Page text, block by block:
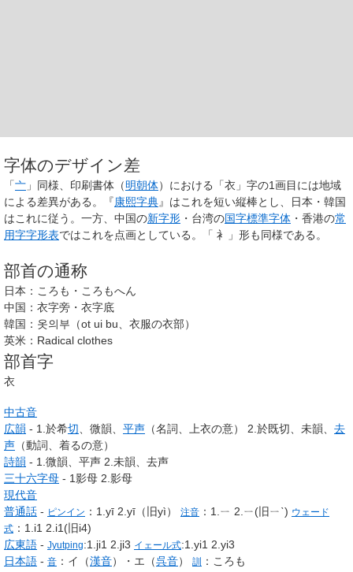
字体のデザイン差
「亠 」同様、印刷書体（明朝体）における「衣」字の1画目には地域
による差異がある。『康熙字典』はこれを短い縦棒とし、日本・韓国
はこれに従う。一方、中国の新字形 ・台湾の国字標準字体 ・香港の常
用字字形表ではこれを点画としている。「 衤 」形も同様である。
部首の通称
日本：ころも・ころもへん
中国： 衣字旁・衣字底
韓国： 옷의부 （ot ui bu、衣服の衣部）
英米：Radical clothes
部首字
衣
中古音
広韻 - 1.於希切、微韻、 平声 （名詞、上衣の意） 2.於既切、未韻、 去
声 （動詞、着るの意）
詩韻 - 1.微韻、平声 2.未韻、去声
三十六字母 - 1影母 2.影母
現代音
普通話 - ピンイン ：1.yī 2.yī （旧yì） 注音 ： 1.ㄧ 2.ㄧ(旧ㄧˋ) ウェード
式 ：1.i1 2.i1(旧i4)
広東語 - Jyutping:1.ji1 2.ji3 イェール式:1.yi1 2.yi3
日本語 - 音 ：イ（漢音）・エ（呉音） 訓
：ころも